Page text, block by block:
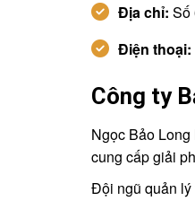
Địa chỉ: Số
Điện thoại:
Công ty
Ngọc Bảo
cung cấp giải
Đội ngũ quản lý